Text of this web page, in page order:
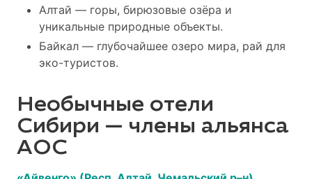
Алтай — горы, бирюзовые озёра и
уникальные природные объекты.
Байкал — глубочайшее озеро мира, рай для
эко-туристов.
Необычные отели
Сибири — члены альянса
АОС